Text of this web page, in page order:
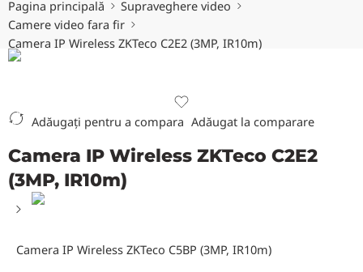
Pagina principală
Supraveghere video
Camere video fara fir
Camera IP Wireless ZKTeco C2E2 (3MP, IR10m)
Adăugați pentru a compara Adăugat la comparare
Camera IP Wireless ZKTeco C2E2
(3MP, IR10m)
Camera IP Wireless ZKTeco C5BP (3MP, IR10m)